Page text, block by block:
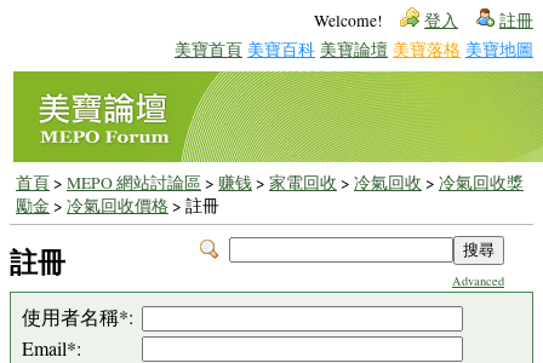
Welcome! 登入 註冊
美寶首頁 美寶百科 美寶論壇 美寶落格 美寶地圖
首頁> MEPO 網站討論區> 赚钱> 家電回收 > 冷氣回收 > 冷氣回收獎
勵金 > 冷氣回收價格> 註冊
Advanced
註冊
使用者名稱*:
Email*: